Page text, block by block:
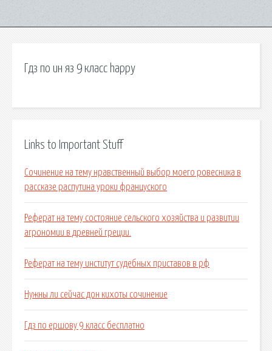
Гдз по ин яз 9 класс happy
Links to Important Stuff
Сочинение на тему нравственный выбор моего ровесника в
рассказе распутина уроки француского
Реферат на тему состояние сельского хозяйства и развитии
агрономии в древней греции.
Реферат на тему институт судебных приставов в рф
Нужны ли сейчас дон кихоты сочинение
Гдз по ершову 9 класс бесплатно